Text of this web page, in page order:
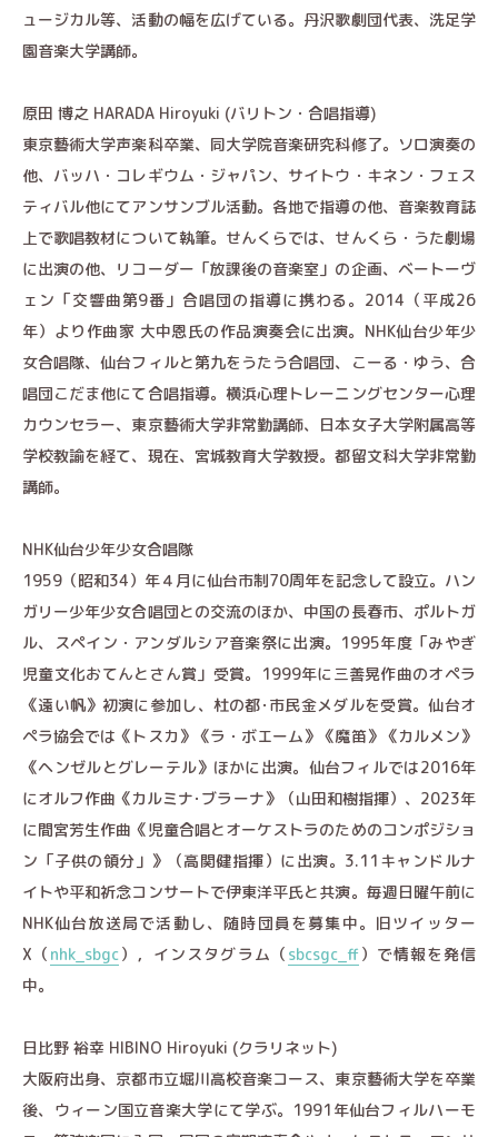
ュージカル等、活動の幅を広げている。丹沢歌劇団代表、洗足学
園音楽大学講師。
原田 博之 HARADA Hiroyuki (バリトン・合唱指導)
東京藝術大学声楽科卒業、同大学院音楽研究科修了。ソロ演奏の
他、バッハ・コレギウム・ジャパン、サイトウ・キネン・フェス
ティバル他にてアンサンブル活動。各地で指導の他、音楽教育誌
上で歌唱教材について執筆。せんくらでは、せんくら・うた劇場
に出演の他、リコーダー「放課後の音楽室」の企画、ベートーヴ
ェン「交響曲第9番」合唱団の指導に携わる。2014（平成26
年）より作曲家 大中恩氏の作品演奏会に出演。NHK仙台少年少
女合唱隊、仙台フィルと第九をうたう合唱団、こーる・ゆう、合
唱団こだま他にて合唱指導。横浜心理トレーニングセンター心理
カウンセラー、東京藝術大学非常勤講師、日本女子大学附属高等
学校教諭を経て、現在、宮城教育大学教授。都留文科大学非常勤
講師。
NHK仙台少年少女合唱隊
1959（昭和34）年４月に仙台市制70周年を記念して設立。ハン
ガリー少年少女合唱団との交流のほか、中国の長春市、ポルトガ
ル、スペイン・アンダルシア音楽祭に出演。1995年度「みやぎ
児童文化おてんとさん賞」受賞。1999年に三善晃作曲のオペラ
《遠い帆》初演に参加し、杜の都･市民金メダルを受賞。仙台オ
ペラ協会では《トスカ》《ラ・ボエーム》《魔笛》《カルメン》
《ヘンゼルとグレーテル》ほかに出演。仙台フィルでは2016年
にオルフ作曲《カルミナ･ブラーナ》（山田和樹指揮）、2023年
に間宮芳生作曲《児童合唱とオーケストラのためのコンポジショ
ン「子供の領分」》（高関健指揮）に出演。3.11キャンドルナ
イトや平和祈念コンサートで伊東洋平氏と共演。毎週日曜午前に
NHK仙台放送局で活動し、随時団員を募集中。旧ツイッター
X（ nhk_sbgc），インスタグラム（ sbcsgc_ff ）で情報を発信
中。
日比野 裕幸 HIBINO Hiroyuki (クラリネット)
大阪府出身、京都市立堀川高校音楽コース、東京藝術大学を卒業
後、ウィーン国立音楽大学にて学ぶ。1991年仙台フィルハーモ